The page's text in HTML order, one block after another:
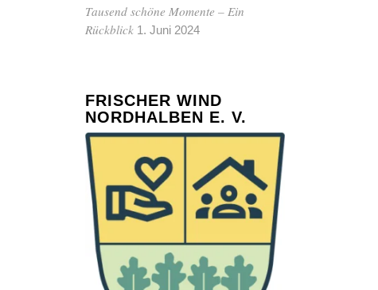
Tausend schöne Momente – Ein
Rückblick 1. Juni 2024
FRISCHER WIND
NORDHALBEN E. V.